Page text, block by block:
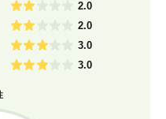
2.0
2.0
3.0
3.0